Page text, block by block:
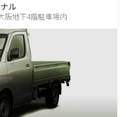
ル
阪地下4階駐車場内